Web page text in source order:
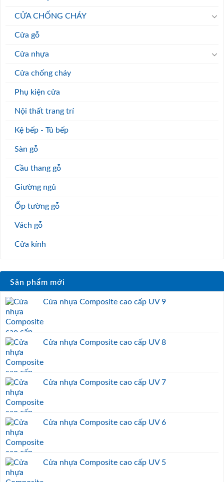
CỬA CHỐNG CHÁY
Cửa gỗ
Cửa nhựa
Cửa chống cháy
Phụ kiện cửa
Nội thất trang trí
Kệ bếp - Tủ bếp
Sàn gỗ
Cầu thang gỗ
Giường ngủ
Ốp tường gỗ
Vách gỗ
Cửa kính
Sản phẩm mới
Cửa nhựa Composite cao cấp UV 9
Cửa nhựa Composite cao cấp UV 8
Cửa nhựa Composite cao cấp UV 7
Cửa nhựa Composite cao cấp UV 6
Cửa nhựa Composite cao cấp UV 5